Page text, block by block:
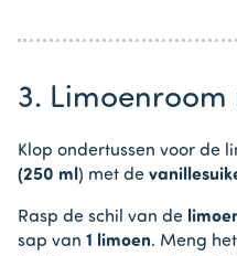
3. Limoenroom
Klop ondertussen voor de
(250 ml) met de
Rasp de schil van de
sap van 1 limoen. Meng